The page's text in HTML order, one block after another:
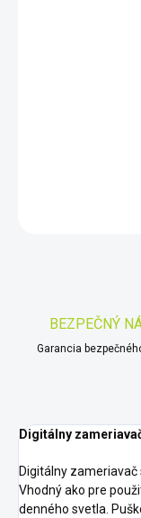
BEZPEČNÝ
Garancia
Digitálny
Digitálny zameriavač
Vhodný ako pre
denného svetla.